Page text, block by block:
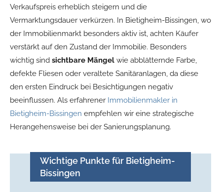
Verkaufspreis erheblich steigern und die
Vermarktungsdauer verkürzen. In Bietigheim-Bissingen, wo
der Immobilienmarkt besonders aktiv ist, achten Käufer
verstärkt auf den Zustand der Immobilie. Besonders
wichtig sind sichtbare Mängel wie abblätternde Farbe,
defekte Fliesen oder veraltete Sanitäranlagen, da diese
den ersten Eindruck bei Besichtigungen negativ
beeinflussen. Als erfahrener Immobilienmakler in
Bietigheim-Bissingen empfehlen wir eine strategische
Herangehensweise bei der Sanierungsplanung.
Wichtige Punkte für Bietigheim-
Bissingen